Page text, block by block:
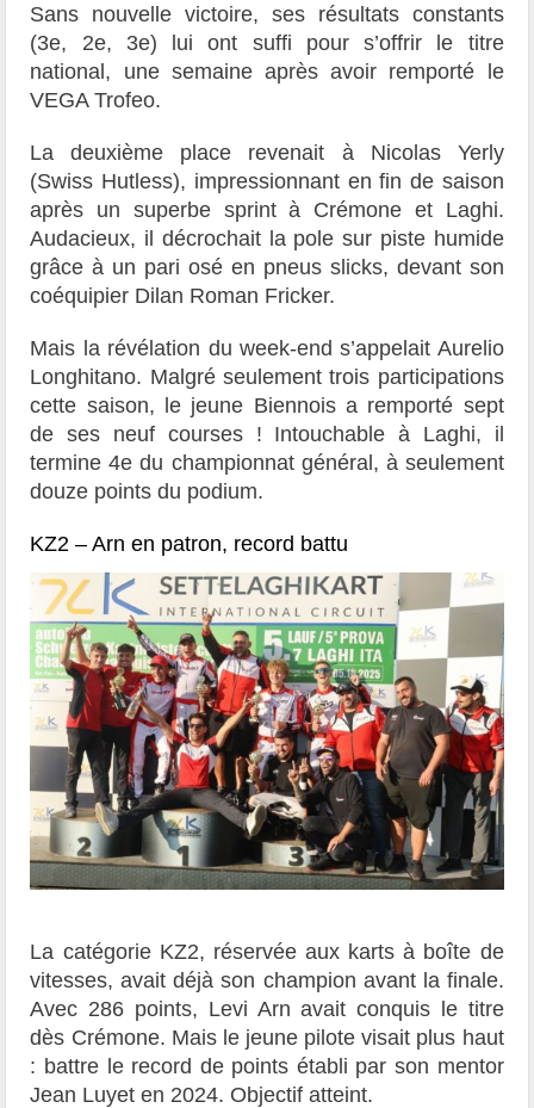
Sans nouvelle victoire, ses résultats constants
(3e, 2e, 3e) lui ont suffi pour s’offrir le titre
national, une semaine après avoir remporté le
VEGA Trofeo.
La deuxième place revenait à Nicolas Yerly
(Swiss Hutless), impressionnant en fin de saison
après un superbe sprint à Crémone et Laghi.
Audacieux, il décrochait la pole sur piste humide
grâce à un pari osé en pneus slicks, devant son
coéquipier Dilan Roman Fricker.
Mais la révélation du week-end s’appelait Aurelio
Longhitano. Malgré seulement trois participations
cette saison, le jeune Biennois a remporté sept
de ses neuf courses ! Intouchable à Laghi, il
termine 4e du championnat général, à seulement
douze points du podium.
KZ2 – Arn en patron, record battu
La catégorie KZ2, réservée aux karts à boîte de
vitesses, avait déjà son champion avant la finale.
Avec 286 points, Levi Arn avait conquis le titre
dès Crémone. Mais le jeune pilote visait plus haut
: battre le record de points établi par son mentor
Jean Luyet en 2024. Objectif atteint.